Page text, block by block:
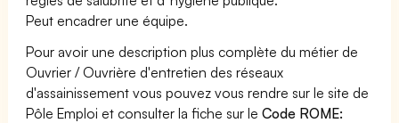
Peut encadrer une équipe.
Pour avoir une description plus complète du métier de
Ouvrier / Ouvrière d'entretien des réseaux
d'assainissement vous pouvez vous rendre sur le site de
Pôle Emploi et consulter la fiche sur leCode ROME: